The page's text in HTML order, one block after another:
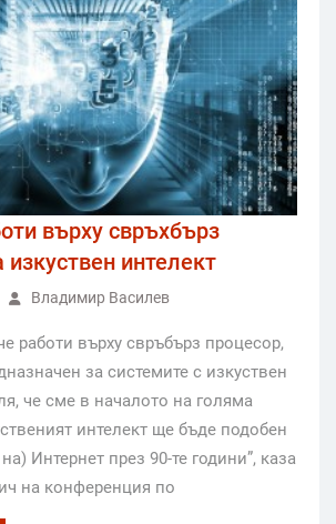
върху свръхбърз
изкуствен интелект
Владимир Василев
работи върху свръбърз процесор,
за системите с изкуствен
че сме в началото на голяма
интелект ще бъде подобен
Интернет през 90-те години”, каза
на конференция по